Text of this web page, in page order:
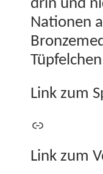
drin und
Natio­nen
Link zum
Link
Link zum